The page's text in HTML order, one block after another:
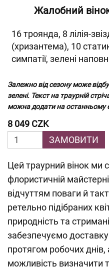
Жалобний
16 троянда, 8 лілія-
(хризантема), 10
симпатії, зелені
Залежно від сезону може
зелені. Текст на траурній
можна додати на останньому
8 049 CZK
ЗАМОВИТИ
Цей траурний вінок ми
флористичній
відчуттям поваги й
ретельно підібраних
природність та
забезпечуємо
протягом робочих
можливість визначити